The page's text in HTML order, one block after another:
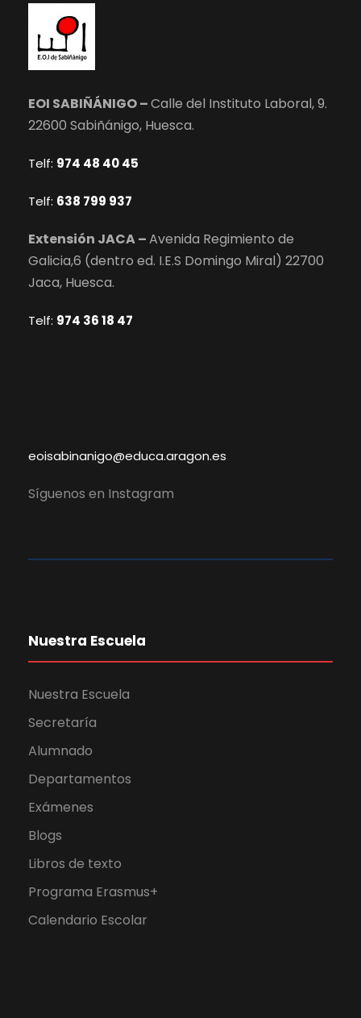
a
s
d
e
E
v
e
n
t
EOI SABIÑÁNIGO –Calle del Instituto Laboral, 9.
22600 Sabiñánigo, Huesca.
Telf: 974 48 40 45
Telf: 638 799 937
Extensión JACA –Avenida Regimiento de
Galicia,6 (dentro ed. I.E.S Domingo Miral) 22700
Jaca, Huesca.
Telf: 974 36 18 47
eoisabinanigo@educa.aragon.es
Síguenos en Instagram
Nuestra Escuela
Nuestra Escuela
Secretaría
Alumnado
Departamentos
Exámenes
Blogs
Libros de texto
Programa Erasmus+
Calendario Escolar